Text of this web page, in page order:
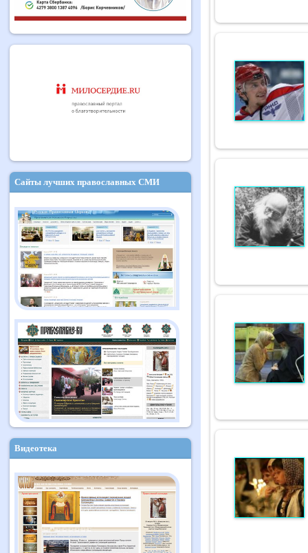
Сайты лучших православных СМИ
Видеотека